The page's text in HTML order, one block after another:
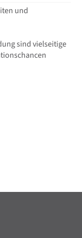
und
sind vielseitige